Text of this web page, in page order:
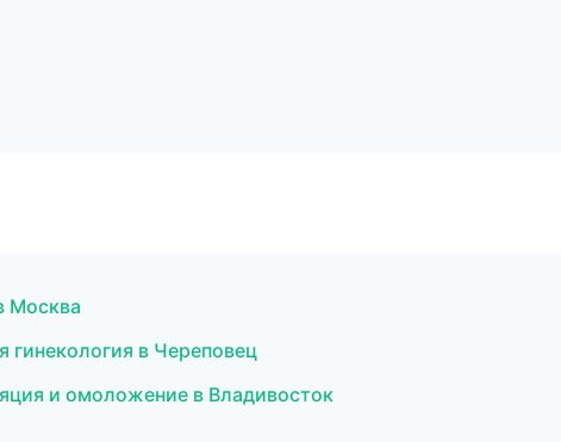
Москва
гинекология в Череповец
и омоложение в Владивосток